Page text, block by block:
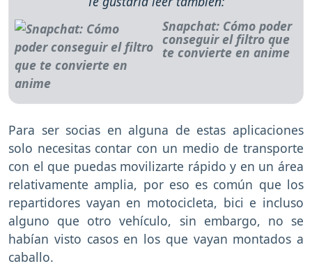
Snapchat: Cómo poder
conseguir el filtro que
te convierte en anime
Para ser socias en alguna de estas aplicaciones
solo necesitas contar con un medio de transporte
con el que puedas movilizarte rápido y en un área
relativamente amplia, por eso es común que los
repartidores vayan en motocicleta, bici e incluso
alguno que otro vehículo, sin embargo, no se
habían visto casos en los que vayan montados a
caballo.